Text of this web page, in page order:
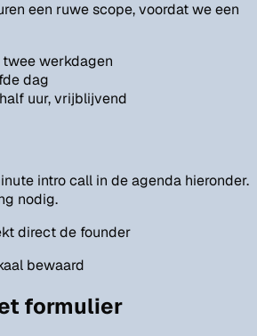
een ruwe scope, voordat we een
werkdagen
dag
uur, vrijblijvend
intro call in de agenda hieronder.
nodig.
direct de founder
bewaard
formulier